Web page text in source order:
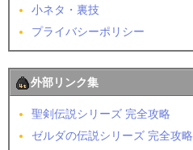
小ネタ・裏技
プライバシーポリシー
外部リンク集
聖剣伝説シリーズ 完全攻略
ゼルダの伝説シリーズ 完全攻略